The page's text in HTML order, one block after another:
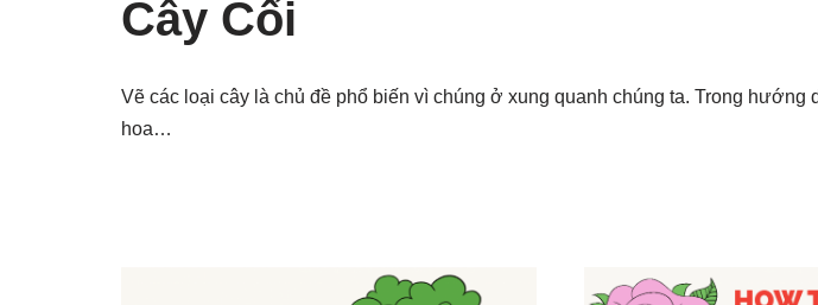
Cây Cối
Vẽ các loại cây là chủ đề phổ biến vì chúng ở xung quanh chúng ta. Trong
hoa…